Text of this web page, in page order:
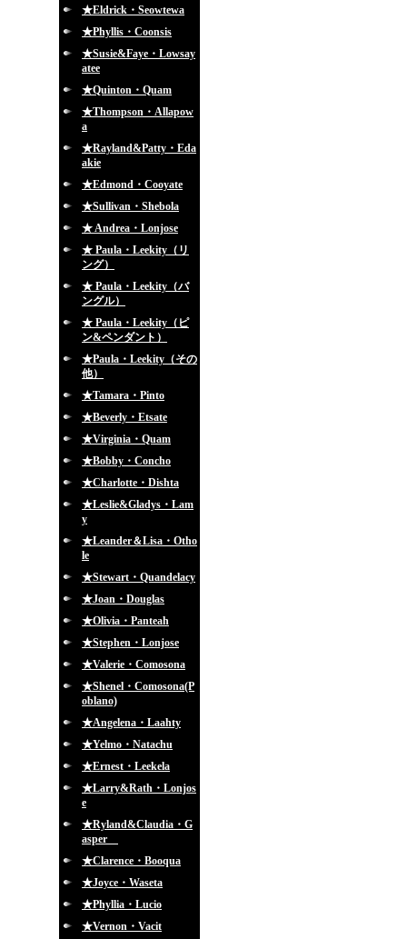
★Eldrick・Seowtewa
★Phyllis・Coonsis
★Susie&Faye・Lowsay
atee
★Quinton・Quam
★Thompson・Allapow
a
★Rayland&Patty・Eda
akie
★Edmond・Cooyate
★Sullivan・Shebola
★ Andrea・Lonjose
★ Paula・Leekity（リ
ング）
★ Paula・Leekity（バ
ングル）
★ Paula・Leekity（ピ
ン&ペンダント）
★Paula・Leekity（その
他）
★Tamara・Pinto
★Beverly・Etsate
★Virginia・Quam
★Bobby・Concho
★Charlotte・Dishta
★Leslie&Gladys・Lam
y
★Leander＆Lisa・Otho
le
★Stewart・Quandelacy
★Joan・Douglas
★Olivia・Panteah
★Stephen・Lonjose
★Valerie・Comosona
★Shenel・Comosona(P
oblano)
★Angelena・Laahty
★Yelmo・Natachu
★Ernest・Leekela
★Larry&Rath・Lonjos
e
★Ryland&Claudia・G
asper
★Clarence・Booqua
★Joyce・Waseta
★Phyllia・Lucio
★Vernon・Vacit